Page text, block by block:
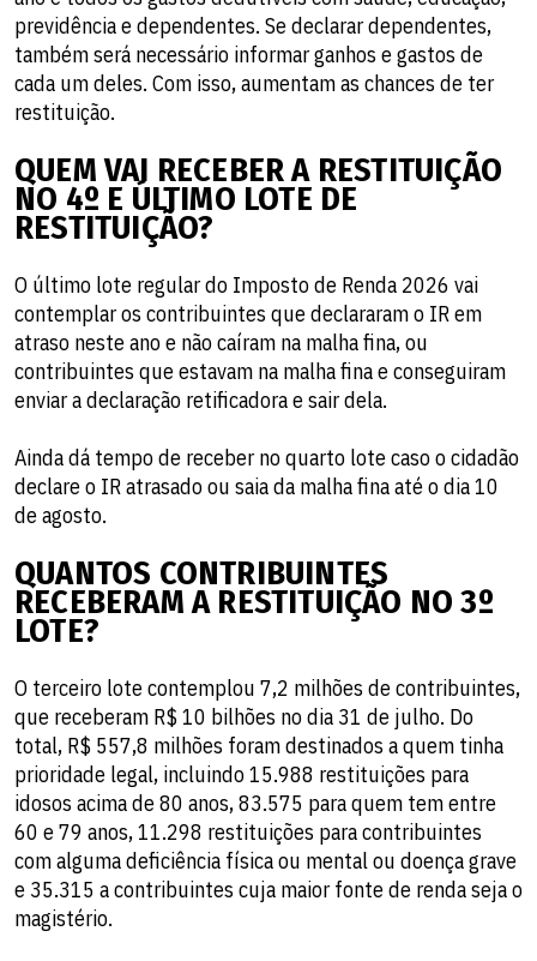
previdência e dependentes. Se declarar dependentes,
também será necessário informar ganhos e gastos de
cada um deles. Com isso, aumentam as chances de ter
restituição.
QUEM VAI RECEBER A RESTITUIÇÃO
NO 4º E ÚLTIMO LOTE DE
RESTITUIÇÃO?
O último lote regular do Imposto de Renda 2026 vai
contemplar os contribuintes que declararam o IR em
atraso neste ano e não caíram na malha fina, ou
contribuintes que estavam na malha fina e conseguiram
enviar a declaração retificadora e sair dela.
Ainda dá tempo de receber no quarto lote caso o cidadão
declare o IR atrasado ou saia da malha fina até o dia 10
de agosto.
QUANTOS CONTRIBUINTES
RECEBERAM A RESTITUIÇÃO NO 3º
LOTE?
O terceiro lote contemplou 7,2 milhões de contribuintes,
que receberam R$ 10 bilhões no dia 31 de julho. Do
total, R$ 557,8 milhões foram destinados a quem tinha
prioridade legal, incluindo 15.988 restituições para
idosos acima de 80 anos, 83.575 para quem tem entre
60 e 79 anos, 11.298 restituições para contribuintes
com alguma deficiência física ou mental ou doença grave
e 35.315 a contribuintes cuja maior fonte de renda seja o
magistério.